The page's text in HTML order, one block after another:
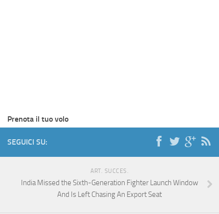
Prenota il tuo volo
SEGUICI SU:
ART. SUCCES.
India Missed the Sixth-Generation Fighter Launch Window
And Is Left Chasing An Export Seat